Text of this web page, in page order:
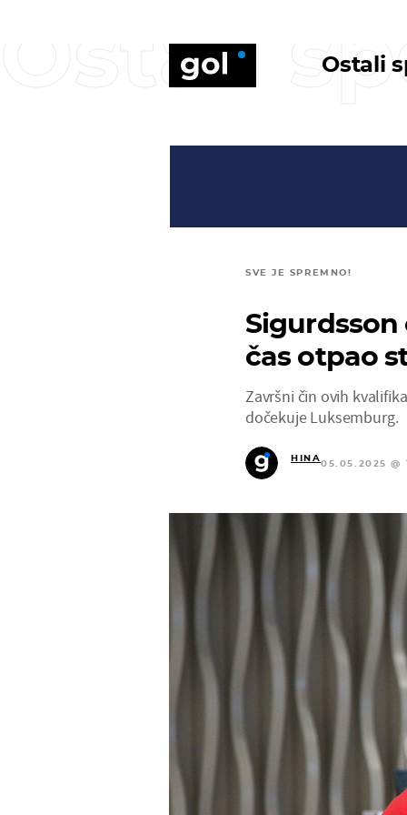
Ostali
Ostali
SVE JE SPREMNO!
čas otpao
Završni čin ovih
dočekuje Luksemburg.
HINA
05.05.2025 @